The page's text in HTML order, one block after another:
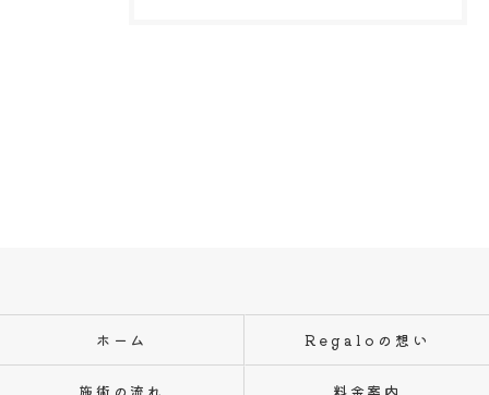
ホーム Regaloの想い